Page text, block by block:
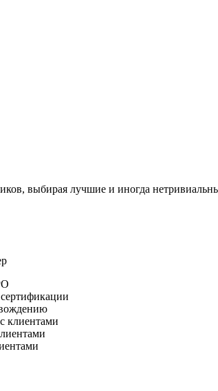
выбирая лучшие и иногда
клиентами